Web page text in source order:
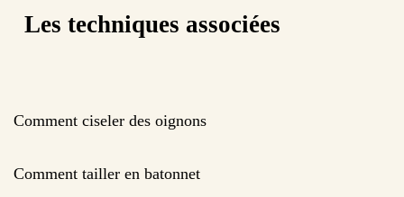
Les techniques associées
Comment ciseler des oignons
Comment tailler en batonnet